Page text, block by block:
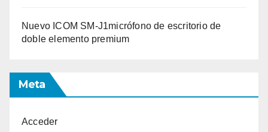
Nuevo ICOM SM-J1micrófono de escritorio de
doble elemento premium
Meta
Acceder